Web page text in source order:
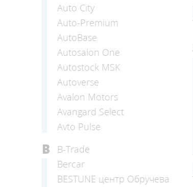
Auto Сity
Auto-Premium
AutoBase
Autosalon One
Autostock MSK
Autoverse
Avalon Motors
Avangard Select
Avto Pulse
B
B-Trade
Bercar
BESTUNE центр Обручева